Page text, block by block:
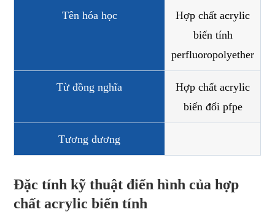
Tên hóa học
Hợp chất acrylic
biến tính
perfluoropolyether
Từ đồng nghĩa
Hợp chất acrylic
biến đổi pfpe
Tương đương
Đặc tính kỹ thuật điển hình của hợp
chất acrylic biến tính